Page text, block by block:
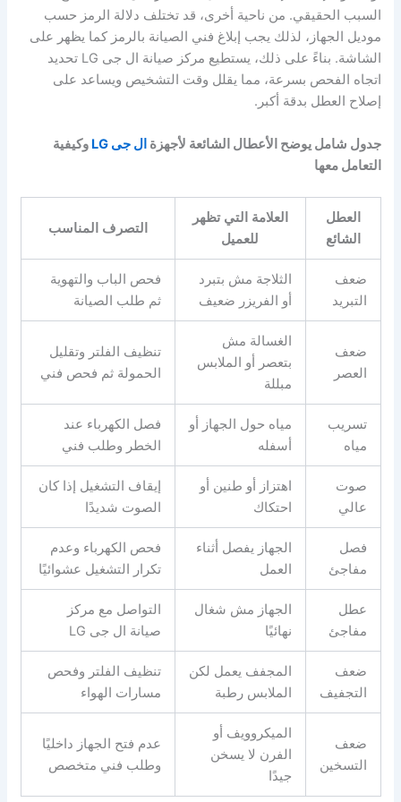
السبب الحقيقي. من ناحية أخرى، قد تختلف دلالة الرمز حسب
موديل الجهاز، لذلك يجب إبلاغ فني الصيانة بالرمز كما يظهر على
الشاشة. بناءً على ذلك، يستطيع مركز صيانة ال جى LG تحديد
اتجاه الفحص بسرعة، مما يقلل وقت التشخيص ويساعد على
إصلاح العطل بدقة أكبر.
جدول شامل يوضح الأعطال الشائعة لأجهزة ال جى LG
وكيفية
التعامل معها
العطل
الشائع
العلامة التي تظهر
للعميل
التصرف المناسب
ضعف
التبريد
الثلاجة مش بتبرد
أو الفريزر ضعيف
فحص الباب والتهوية
ثم طلب الصيانة
ضعف
العصر
الغسالة مش
بتعصر أو الملابس
مبللة
تنظيف الفلتر وتقليل
الحمولة ثم فحص فني
تسريب
مياه
مياه حول الجهاز أو
أسفله
فصل الكهرباء عند
الخطر وطلب فني
صوت
عالي
اهتزاز أو طنين أو
احتكاك
إيقاف التشغيل إذا كان
الصوت شديدًا
فصل
مفاجئ
الجهاز يفصل أثناء
العمل
فحص الكهرباء وعدم
تكرار التشغيل عشوائيًا
عطل
مفاجئ
الجهاز مش شغال
نهائيًا
التواصل مع مركز
صيانة ال جى LG
ضعف
التجفيف
المجفف يعمل لكن
الملابس رطبة
تنظيف الفلتر وفحص
مسارات الهواء
ضعف
التسخين
الميكروويف أو
الفرن لا يسخن
جيدًا
عدم فتح الجهاز داخليًا
وطلب فني متخصص